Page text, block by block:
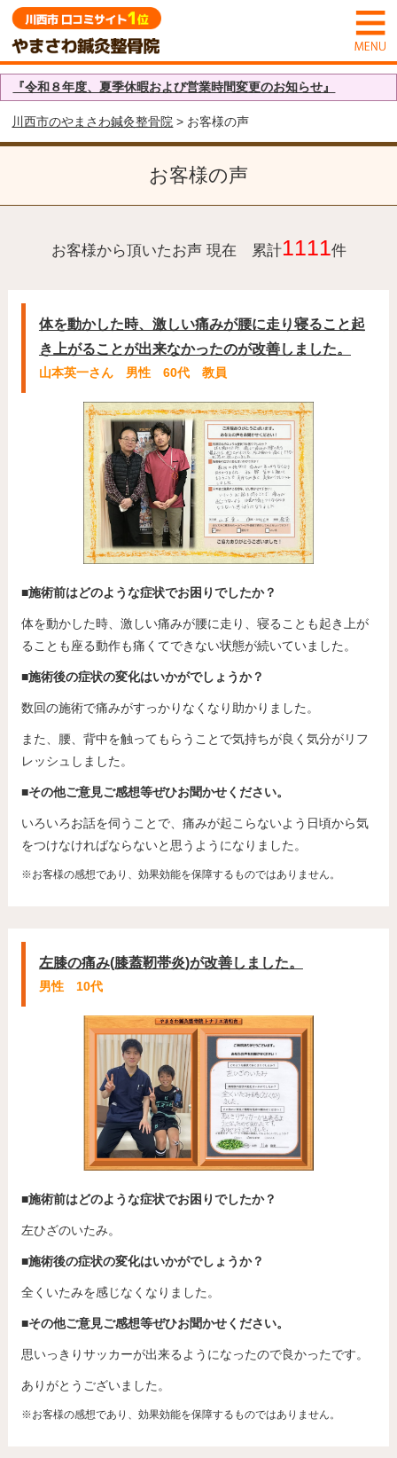
『令和８年度、夏季休暇および営業時間変更のお知らせ』
川西市のやまさわ鍼灸整骨院 > お客様の声
お客様の声
お客様から頂いたお声 現在 累計1111件
体を動かした時、激しい痛みが腰に走り寝ること起
き上がることが出来なかったのが改善しました。
山本英一さん 男性 60代 教員
■施術前はどのような症状でお困りでしたか？
体を動かした時、激しい痛みが腰に走り、寝ることも起き上が
ることも座る動作も痛くてできない状態が続いていました。
■施術後の症状の変化はいかがでしょうか？
数回の施術で痛みがすっかりなくなり助かりました。
また、腰、背中を触ってもらうことで気持ちが良く気分がリフ
レッシュしました。
■その他ご意見ご感想等ぜひお聞かせください。
いろいろお話を伺うことで、痛みが起こらないよう日頃から気
をつけなければならないと思うようになりました。
※お客様の感想であり、効果効能を保障するものではありません。
左膝の痛み(膝蓋靭帯炎)が改善しました。
男性 10代
■施術前はどのような症状でお困りでしたか？
左ひざのいたみ。
■施術後の症状の変化はいかがでしょうか？
全くいたみを感じなくなりました。
■その他ご意見ご感想等ぜひお聞かせください。
思いっきりサッカーが出来るようになったので良かったです。
ありがとうございました。
※お客様の感想であり、効果効能を保障するものではありません。